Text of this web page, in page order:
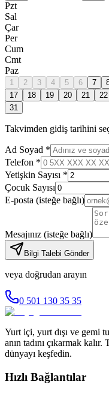
Pzt
Sal
Çar
Per
Cum
Cmt
Paz
1 2 3 4 5 6 7
17
18 19 20 21 22
31
Takvimden gidiş tarihini
Ad Soyad *
Telefon *
Yetişkin Sayısı *
Çocuk Sayısı
E-posta (isteğe bağlı)
Mesajınız (isteğe bağlı)
Bilgi Talebi Gönder
veya doğrudan arayın
0 501 130 35 35
Yurt içi, yurt dışı ve gemi
anın tadını çıkarmak
dünyayı keşfedin.
Hızlı Bağlantılar